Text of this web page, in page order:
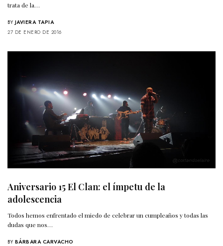
trata de la…
BY JAVIERA TAPIA
27 DE ENERO DE 2016
Aniversario 15 El Clan: el ímpetu de la
adolescencia
Todos hemos enfrentado el miedo de celebrar un cumpleaños y todas las
dudas que nos…
BY BÁRBARA CARVACHO